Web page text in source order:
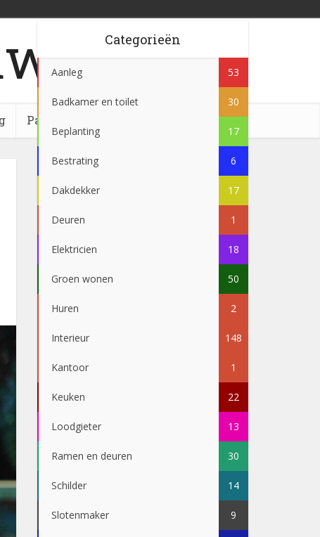
Partner
Categorieën
Aanleg 53
Badkamer en toilet 30
Beplanting 17
Bestrating 6
Dakdekker 17
Deuren 1
Elektricien 18
Groen wonen 50
Huren 2
Interieur 148
Kantoor 1
Keuken 22
Loodgieter 13
Ramen en deuren 30
Schilder 14
Slotenmaker 9